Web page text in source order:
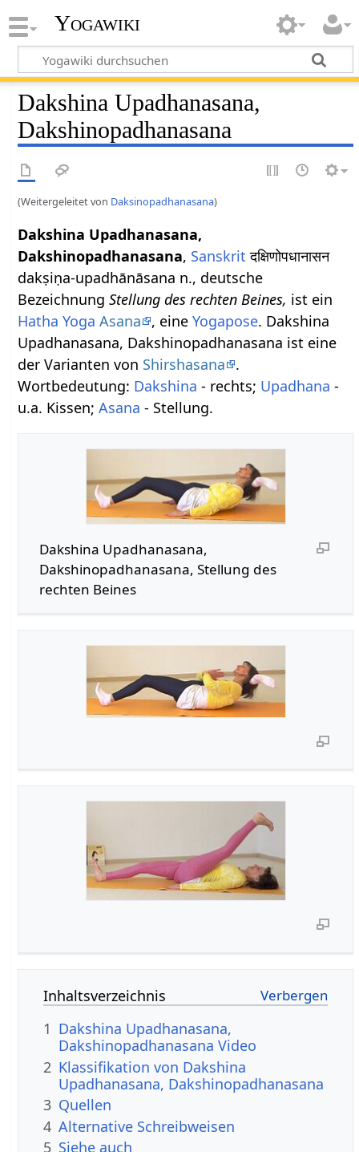
Yogawiki
Dakshina Upadhanasana,
Dakshinopadhanasana
(Weitergeleitet von Daksinopadhanasana)
Dakshina Upadhanasana,
Dakshinopadhanasana, Sanskrit दक्षिणोपधानासन
dakṣiṇa-upadhānāsana n., deutsche
BezeichnungStellung des rechten Beines, ist ein
Hatha Yoga Asana , eineYogapose. Dakshina
Upadhanasana, Dakshinopadhanasana ist eine
der Varianten von Shirshasana
.
Wortbedeutung: Dakshina - rechts; Upadhana -
u.a. Kissen;Asana - Stellung.
Dakshina Upadhanasana,
Dakshinopadhanasana, Stellung des
rechten Beines
Inhaltsverzeichnis
1 Dakshina Upadhanasana,
Dakshinopadhanasana Video
2 Klassifikation von Dakshina
Upadhanasana, Dakshinopadhanasana
3 Quellen
4 Alternative Schreibweisen
5 Siehe auch